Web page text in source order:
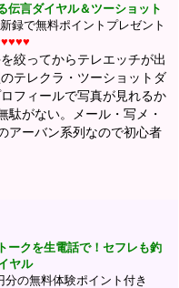
伝言ダイヤル＆ツーショット
録で無料ポイントプレゼント
絞ってからテレエッチが出
テレクラ・ツーショットダ
フィールで写真が見れるか
駄がない。メール・写メ・
アーバン系列なので初心者
ークを生電話で！セフレも釣
ヤル
分の無料体験ポイント付き